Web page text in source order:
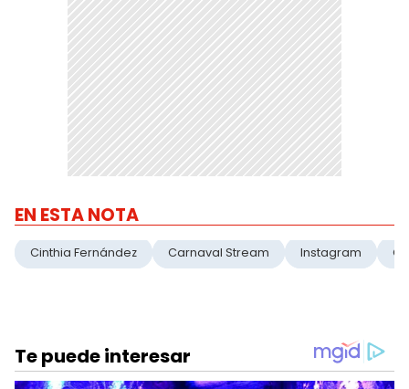
EN ESTA NOTA
Cinthia Fernández Carnaval Stream Instagram